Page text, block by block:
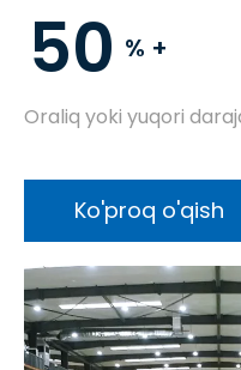
50 % +
Oraliq yoki yuqori
Ko'proq o'qish